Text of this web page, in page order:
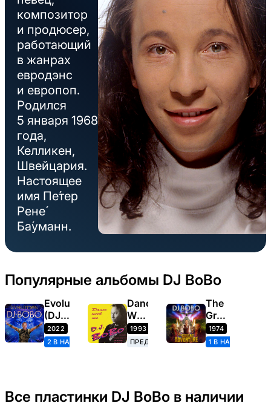
композитор
и продюсер,
работающий
в жанрах
евродэнс
и европоп.
Родился
5 января 1968
года,
Келликен,
Швейцария.
Настоящее
имя Пе́тер
Рене́
Ба́уманн.
Популярные альбомы DJ BoBo
Evolution
(DJ
BoBo)
2022
2 В НАЛИЧИИ
Dance
With
Me
1993
ПРЕДЗАКАЗ
The
Great
Adventure
1974
1 В НАЛИЧИИ
Все пластинки DJ BoBo в наличии